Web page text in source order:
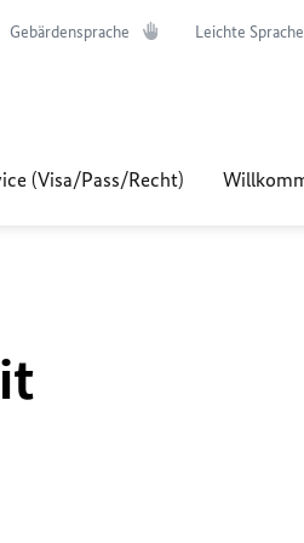
Gebärdensprache Leichte Sprache
(Visa/Pass/Recht)